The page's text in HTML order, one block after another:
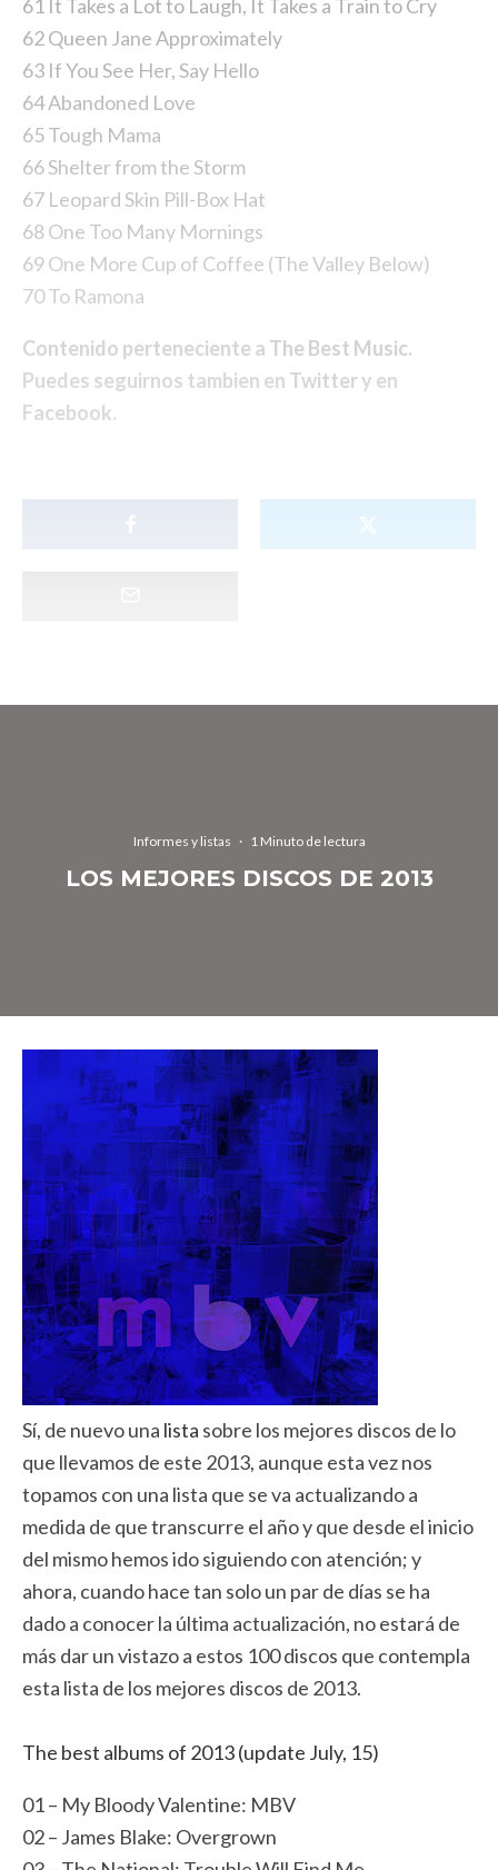
61 It Takes a Lot to Laugh, It Takes a Train to Cry
62 Queen Jane Approximately
63 If You See Her, Say Hello
64 Abandoned Love
65 Tough Mama
66 Shelter from the Storm
67 Leopard Skin Pill-Box Hat
68 One Too Many Mornings
69 One More Cup of Coffee (The Valley Below)
70 To Ramona
Contenido perteneciente a The Best Music.
Puedes seguirnos tambien en Twittery en
Facebook.
Informes y listas · 1 Minuto de lectura
LOS MEJORES DISCOS DE 2013
Sí, de nuevo una lista sobre los mejores discos de lo
que llevamos de este 2013, aunque esta vez nos
topamos con una lista que se va actualizando a
medida de que transcurre el año y que desde el inicio
del mismo hemos ido siguiendo con atención; y
ahora, cuando hace tan solo un par de días se ha
dado a conocer la última actualización, no estará de
más dar un vistazo a estos 100 discos que contempla
esta lista de los mejores discos de 2013.
The best albums of 2013 (update July, 15)
01 – My Bloody Valentine: MBV
02 – James Blake: Overgrown